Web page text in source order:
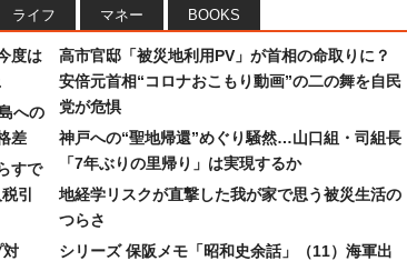
ライフ マネー BOOKS
度は
への
差
すで
引
対
高市官邸「被災地利用PV」が首相の命取りに？
安倍元首相“コロナおこもり動画”の二の舞を自民
党が危惧
神戸への“聖地帰還”めぐり騒然…山口組・司組長
「7年ぶりの里帰り」は実現するか
地経学リスクが直撃した我が家で思う被災生活の
つらさ
シリーズ 保阪メモ「昭和史余話」（11）海軍出